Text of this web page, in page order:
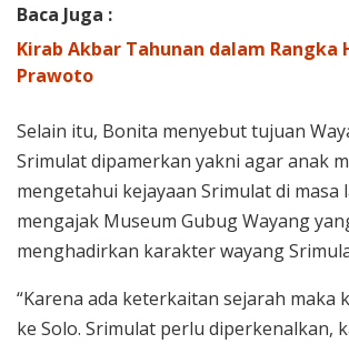
Baca Juga :
Kirab Akbar Tahunan dalam Rangka
Prawoto
Selain itu, Bonita menyebut tujuan
Srimulat dipamerkan yakni agar anak
mengetahui kejayaan Srimulat di masa
mengajak Museum Gubug Wayang
menghadirkan karakter wayang
“Karena ada keterkaitan sejarah maka
ke Solo. Srimulat perlu diperkenalkan,